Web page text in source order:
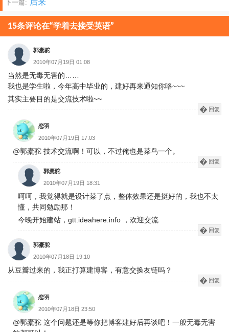
章
分
页
下一篇:
15条评论在“学着去接受英语”
郭橐驼
2010年07月19日 01:08
当然是无毒无害的……
我也是学生啦，今年高中毕业的，建好再来通知你咯~~~
其实主要目的是交流技术啦~~
回复
恋羽
2010年07月19日 17:03
@郭橐驼 技术交流啊！可以，不过俺也是菜鸟一个。
回复
郭橐驼
2010年07月19日 18:31
呵呵，我觉得就是设计菜了点，整体效果还是挺好的，我也不太
懂，共同勉励那！
今晚开始建站，gtt.ideahere.info ，欢迎交流
回复
郭橐驼
2010年07月18日 19:10
从豆瓣过来的，我正打算建博客，有意交换友链吗？
回复
恋羽
2010年07月18日 23:50
@郭橐驼 这个问题还是等你把博客建好后再谈吧！一般无毒无害